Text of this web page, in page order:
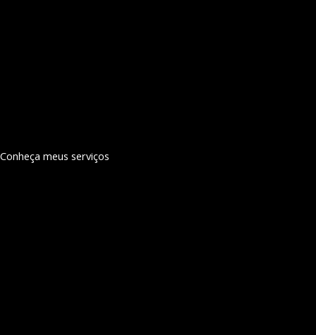
Conheça meus serviços